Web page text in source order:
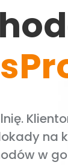
na
w